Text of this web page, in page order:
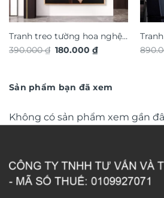
Tranh treo tường hoa nghệ
thuật TG4923S
390.000₫ Giá
180.000₫Giá
Tài
Sản phẩm bạn đã xem
Không có sản phẩm xem gần